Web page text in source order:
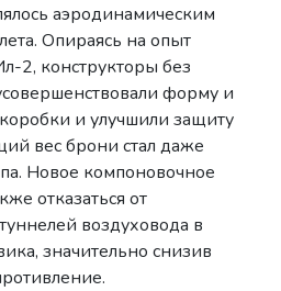
аэродинамическим
Опираясь на опыт
2, конструкторы без
форму и
и улучшили защиту
вес брони стал даже
Новое компоновочное
отказаться от
воздуховода в
значительно снизив